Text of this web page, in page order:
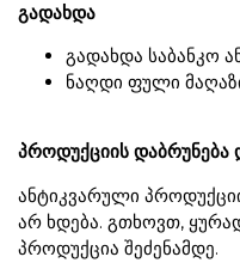
გადახდა
გადახდა საბანკო
ნაღდი ფული
პროდუქციის დაბრუნება
ანტიკვარული
არ ხდება. გთხოვთ,
პროდუქცია შეძენამდე.